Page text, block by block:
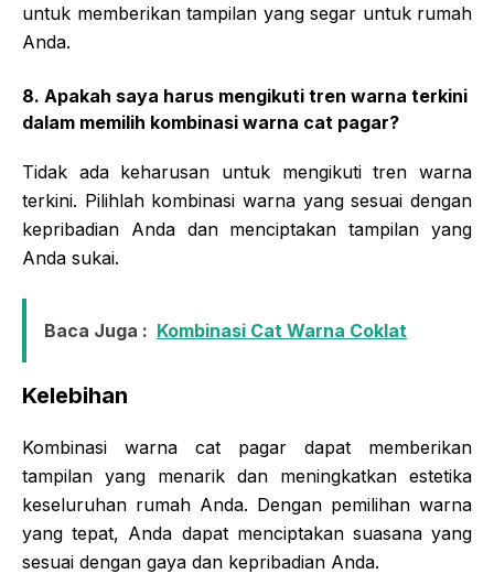
untuk memberikan tampilan yang segar untuk rumah
Anda.
8. Apakah saya harus mengikuti tren warna terkini
dalam memilih kombinasi warna cat pagar?
Tidak ada keharusan untuk mengikuti tren warna
terkini. Pilihlah kombinasi warna yang sesuai dengan
kepribadian Anda dan menciptakan tampilan yang
Anda sukai.
Baca Juga : Kombinasi Cat Warna Coklat
Kelebihan
Kombinasi warna cat pagar dapat memberikan
tampilan yang menarik dan meningkatkan estetika
keseluruhan rumah Anda. Dengan pemilihan warna
yang tepat, Anda dapat menciptakan suasana yang
sesuai dengan gaya dan kepribadian Anda.